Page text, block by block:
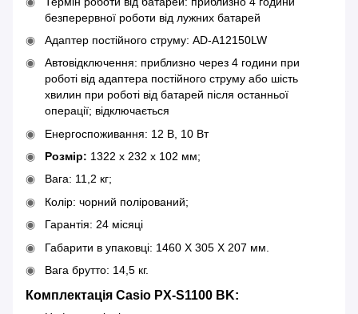
безперервної роботи від лужних батарей
Адаптер постійного струму: AD-A12150LW
Автовідключення: приблизно через 4 години при
роботі від адаптера постійного струму або шість
хвилин при роботі від батарей після останньої
операції; відключається
Енергоспоживання: 12 В, 10 Вт
Розмір: 1322 x 232 x 102 мм;
Вага: 11,2 кг;
Колір: чорний полірований;
Гарантія: 24 місяці
Габарити в упаковці: 1460 X 305 X 207 мм.
Вага брутто: 14,5 кг.
Комплектація Casio PX-S1100 BK: